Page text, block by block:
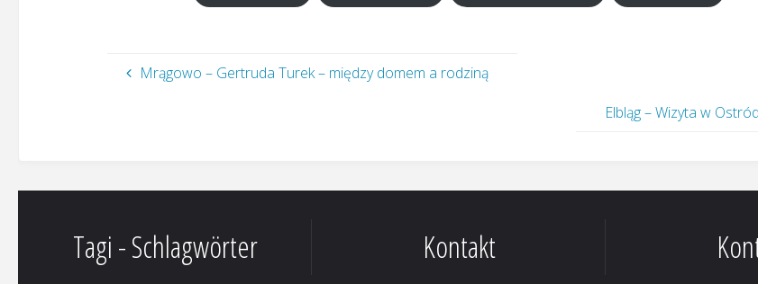
Mrągowo – Gertruda Turek – między domem a rodziną
Elbląg – Wizyta w
Tagi - Schlagwörter Kontakt